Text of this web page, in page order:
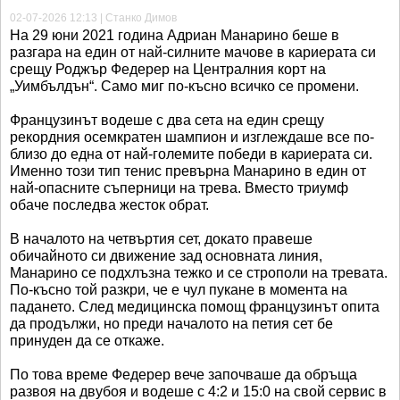
02-07-2026 12:13 | Станко Димов
На 29 юни 2021 година Адриан Манарино беше в
разгара на един от най-силните мачове в кариерата си
срещу Роджър Федерер на Централния корт на
„Уимбълдън“. Само миг по-късно всичко се промени.
Французинът водеше с два сета на един срещу
рекордния осемкратен шампион и изглеждаше все по-
близо до една от най-големите победи в кариерата си.
Именно този тип тенис превърна Манарино в един от
най-опасните съперници на трева. Вместо триумф
обаче последва жесток обрат.
В началото на четвъртия сет, докато правеше
обичайното си движение зад основната линия,
Манарино се подхлъзна тежко и се строполи на тревата.
По-късно той разкри, че е чул пукане в момента на
падането. След медицинска помощ французинът опита
да продължи, но преди началото на петия сет бе
принуден да се откаже.
По това време Федерер вече започваше да обръща
развоя на двубоя и водеше с 4:2 и 15:0 на свой сервис в